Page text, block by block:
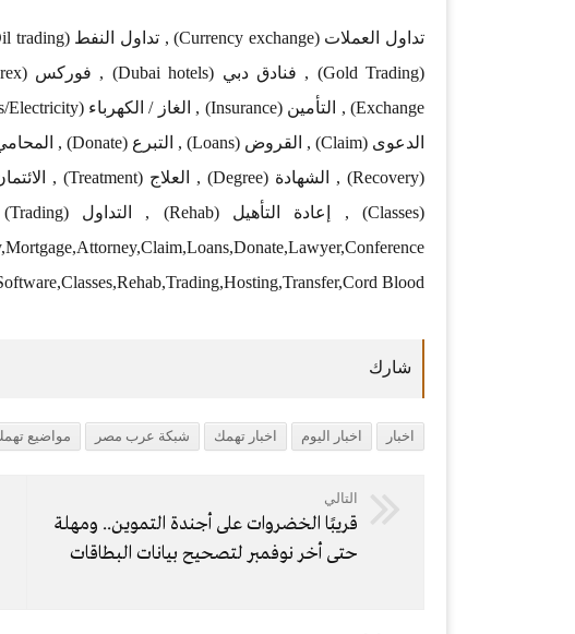
Blood
اخبار اخبار اليوم اخبار تهمك شبكة عرب مصر مواضيع
التالي
قريبًا الخضروات على أجندة التموين.. ومهلة
حتى أخر نوفمبر لتصحيح بيانات البطاقات